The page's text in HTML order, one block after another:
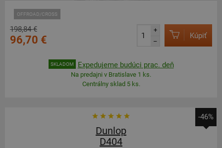
OFFROAD/CROSS
198,84 €
96,70 €
+
–
Kúpiť
SKLADOM Expedujeme budúci prac. deň
Na predajni v Bratislave 1 ks.
Centrálny sklad 5 ks.
-46%
Dunlop
D404